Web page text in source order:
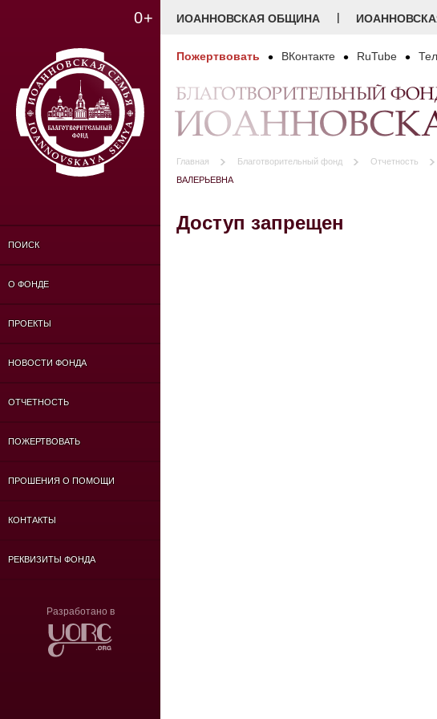
0+
ПОИСК
О ФОНДЕ
ПРОЕКТЫ
НОВОСТИ ФОНДА
ОТЧЕТНОСТЬ
ПОЖЕРТВОВАТЬ
ПРОШЕНИЯ О ПОМОЩИ
КОНТАКТЫ
РЕКВИЗИТЫ ФОНДА
Разработано в
ИОАННОВСКАЯ ОБЩИНА |
Пожертвовать ВКонтакте RuTube
БЛАГОТВОРИТЕЛЬНЫЙ
Главная Благотворительный фонд Отчетность
ВАЛЕРЬЕВНА
Доступ запрещен